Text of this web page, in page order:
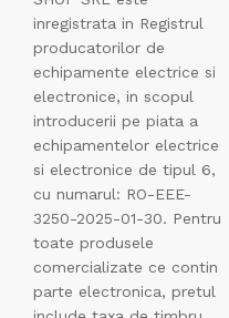
inregistrata in Registrul
producatorilor de
echipamente electrice si
electronice, in scopul
introducerii pe piata a
echipamentelor electrice
si electronice de tipul 6,
cu numarul: RO-EEE-
3250-2025-01-30. Pentru
toate produsele
comercializate ce contin
parte electronica, pretul